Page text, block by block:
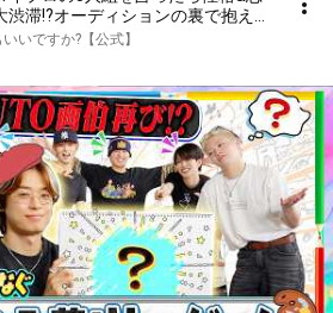
滞!?オーディションの裏で抱えて
いですか?【公式】